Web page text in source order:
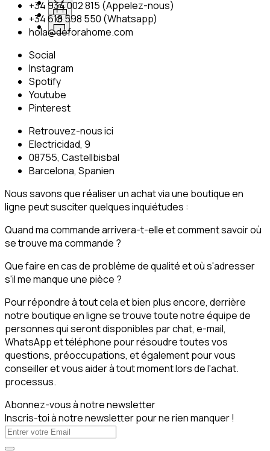
+34 934 002 815 (Appelez-nous)
+34 618 598 550 (Whatsapp)
hola@deforahome.com
Social
Instagram
Spotify
Youtube
Pinterest
Retrouvez-nous ici
Electricidad, 9
08755, Castellbisbal
Barcelona, Spanien
Nous savons que réaliser un achat via une boutique en
ligne peut susciter quelques inquiétudes :
Quand ma commande arrivera-t-elle et comment savoir où
se trouve ma commande ?
Que faire en cas de problème de qualité et où s'adresser
s'il me manque une pièce ?
Pour répondre à tout cela et bien plus encore, derrière
notre boutique en ligne se trouve toute notre équipe de
personnes qui seront disponibles par chat, e-mail,
WhatsApp et téléphone pour résoudre toutes vos
questions, préoccupations, et également pour vous
conseiller et vous aider à tout moment lors de l'achat.
processus.
Abonnez-vous à notre newsletter
Inscris-toi à notre newsletter pour ne rien manquer !